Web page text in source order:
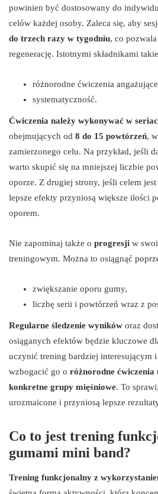
powinien być dostosowany do
celów każdej osoby. Zaleca się, aby
do trzech razy w tygodniu, co
regenerację. Istotnymi składnikami
różnorodne ćwiczenia angażujące
systematyczność.
Ćwiczenia należy wykonywać w
obejmujących od 8 do 15 powtórzeń,
zamierzonego celu. Na przykład, jeśli
warto skupić się na mniejszej liczbie
oporze. Z drugiej strony, jeśli celem jest
lepsze efekty przyniosą większe ilości
oporem.
Nie zapominaj także o progresji w
treningowym. Można to osiągnąć
zwiększanie oporu gumy,
liczbę serii i powtórzeń wraz z
Regularne śledzenie wyników oraz
osiąganych efektów będzie kluczowe
uczynić trening bardziej interesującym
wzbogacić go o różnorodne ćwiczenia
konkretne grupy mięśniowe. To
urozmaicone i przyniosą lepsze
Co to jest trening
gumami mini band?
Trening funkcjonalny z